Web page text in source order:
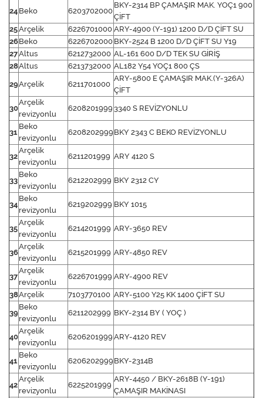
24 Beko 6203702000
BKY-2314 BP ÇAMAŞIR MAK. YOÇ1 900
ÇİFT
25Arçelik 6226701000 ARY-4900 (Y-191) 1200 D/D ÇİFT SU
26Beko 6226702000 BKY-2524 B 1200 D/D ÇİFT SU Y19
27Altus 6212732000 AL-161 600 D/D TEK SU GİRİŞ
28Altus 6213732000 AL182 Y54 YOÇ1 800 ÇS
29Arçelik 6211701000
ARY-5800 E ÇAMAŞIR MAK.(Y-326A)
ÇİFT
30
Arçelik
revizyonlu
6208201999 3340 S REVİZYONLU
31
Beko
revizyonlu
6208202999 BKY 2343 C BEKO REVİZYONLU
32
Arçelik
revizyonlu
6211201999 ARY 4120 S
33
Beko
revizyonlu
6212202999 BKY 2312 CY
34
Beko
revizyonlu
6219202999 BKY 1015
35
Arçelik
revizyonlu
6214201999 ARY-3650 REV
36
Arçelik
revizyonlu
6215201999 ARY-4850 REV
37
Arçelik
revizyonlu
6226701999 ARY-4900 REV
38Arçelik 7103770100 ARY-5100 Y25 KK 1400 ÇİFT SU
39
Beko
revizyonlu
6211202999 BKY-2314 BY ( YOÇ )
40
Arçelik
revizyonlu
6206201999 ARY-4120 REV
41
Beko
revizyonlu
6206202999 BKY-2314B
42
Arçelik
revizyonlu
6225201999
ARY-4450 / BKY-2618B (Y-191)
ÇAMAŞIR MAKİNASI